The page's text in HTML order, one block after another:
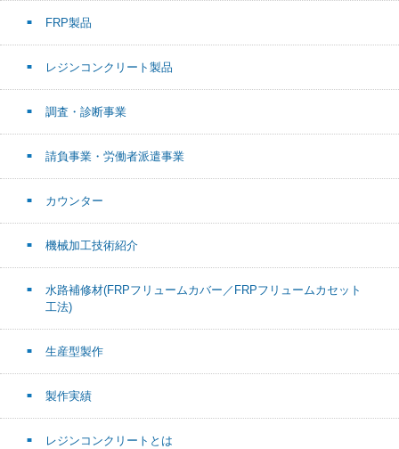
FRP製品
レジンコンクリート製品
調査・診断事業
請負事業・労働者派遣事業
カウンター
機械加工技術紹介
水路補修材(FRPフリュームカバー／FRPフリュームカセット
工法)
生産型製作
製作実績
レジンコンクリートとは